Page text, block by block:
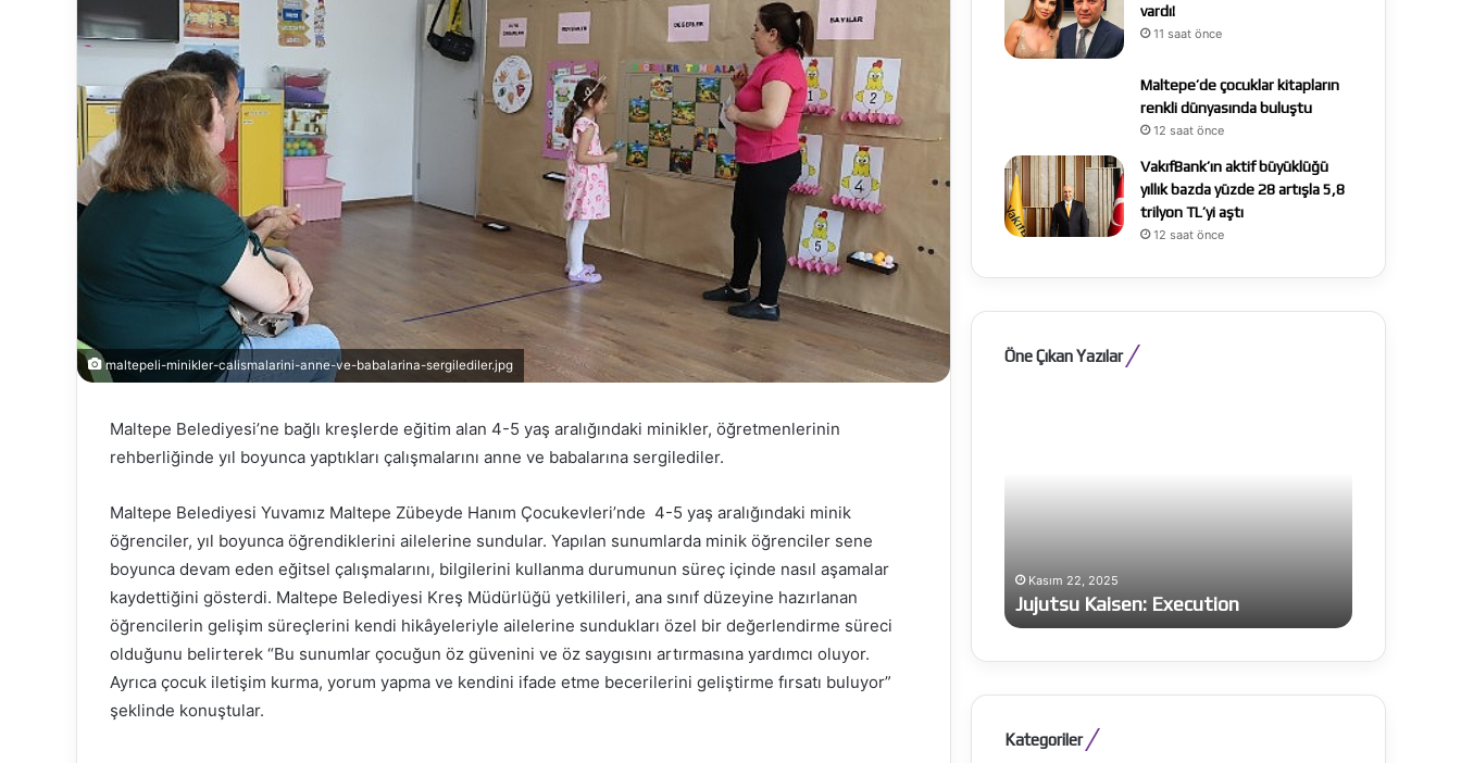
maltepeli-minikler-calismalarini-anne-ve-babalarina-sergilediler.jpg
Maltepe Belediyesi’ne bağlı kreşlerde eğitim alan 4-5 yaş aralığındaki minikler, öğretmenlerinin
rehberliğinde yıl boyunca yaptıkları çalışmalarını anne ve babalarına sergilediler.
Maltepe Belediyesi Yuvamız Maltepe Zübeyde Hanım Çocukevleri’nde 4-5 yaş aralığındaki minik
öğrenciler, yıl boyunca öğrendiklerini ailelerine sundular. Yapılan sunumlarda minik öğrenciler sene
boyunca devam eden eğitsel çalışmalarını, bilgilerini kullanma durumunun süreç içinde nasıl aşamalar
kaydettiğini gösterdi. Maltepe Belediyesi Kreş Müdürlüğü yetkilileri, ana sınıf düzeyine hazırlanan
öğrencilerin gelişim süreçlerini kendi hikâyeleriyle ailelerine sundukları özel bir değerlendirme süreci
olduğunu belirterek “Bu sunumlar çocuğun öz güvenini ve öz saygısını artırmasına yardımcı oluyor.
Ayrıca çocuk iletişim kurma, yorum yapma ve kendini ifade etme becerilerini geliştirme fırsatı buluyor”
şeklinde konuştular.
vardı!
11 saat önce
Maltepe’de çocuklar kitapların
renkli dünyasında buluştu
12 saat önce
VakıfBank’ın aktif büyüklüğü
yıllık bazda yüzde 28 artışla 5,8
trilyon TL’yi aştı
12 saat önce
Öne Çıkan Yazılar
Kasım 24, 2025
D.I.S.C.O
Koşan
Kasım 13, 2025
Ölüme Koşan Adam
Kasım 22, 2025
Jujutsu Kaisen: Execution
Kategoriler